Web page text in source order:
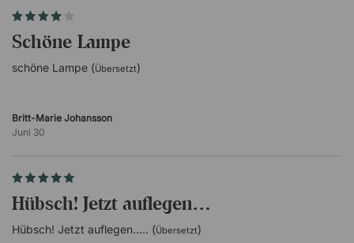
schöne Lampe
schöne Lampe (Übersetzt)
Britt-Marie Johansson
Juni 30
Hübsch! Jetzt auflegen…
Hübsch! Jetzt auflegen….. (Übersetzt)